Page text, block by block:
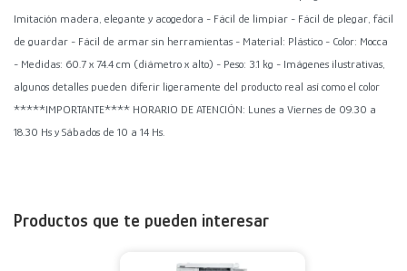
Imitación madera, elegante y acogedora - Fácil de limpiar - Fácil de plegar, fácil
de guardar - Fácil de armar sin herramientas - Material: Plástico - Color: Mocca
- Medidas: 60.7 x 74.4 cm (diámetro x alto) - Peso: 3.1 kg - Imágenes ilustrativas,
algunos detalles pueden diferir ligeramente del producto real así como el color
*****IMPORTANTE**** HORARIO DE ATENCIÓN: Lunes a Viernes de 09.30 a
18.30 Hs y Sábados de 10 a 14 Hs.
Productos que te pueden interesar